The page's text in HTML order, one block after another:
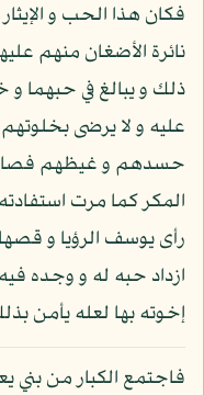
فكان هذا الحب و
نائرة الأضغان منهم
ذلك و يبالغ في
عليه و لا يرضى بخلوتهم
حسدهم و غيظهم
المكر كما مرت
رأى يوسف الرؤيا و
ازداد حبه له و وجده
إخوته بها لعله يأمن
فاجتمع الكبار من بني